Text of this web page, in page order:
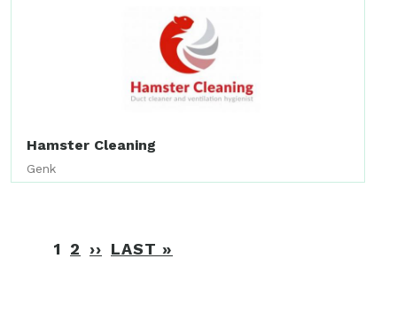
Hamster Cleaning
Genk
Paginering
1 2 ›› VOLGENDE
LAST »